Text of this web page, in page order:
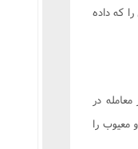
که داده
در
معيوب را